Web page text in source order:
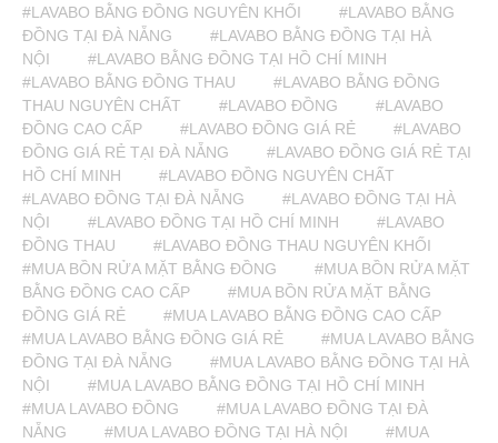
#LAVABO BẰNG ĐỒNG NGUYÊN KHỐI
#LAVABO BẰNG
ĐỒNG TẠI ĐÀ NẴNG
#LAVABO BẰNG ĐỒNG TẠI HÀ
NỘI
#LAVABO BẰNG ĐỒNG TẠI HỒ CHÍ MINH
#LAVABO BẰNG ĐỒNG THAU
#LAVABO BẰNG ĐỒNG
THAU NGUYÊN CHẤT
#LAVABO ĐỒNG
#LAVABO
ĐỒNG CAO CẤP
#LAVABO ĐỒNG GIÁ RẺ
#LAVABO
ĐỒNG GIÁ RẺ TẠI ĐÀ NẴNG
#LAVABO ĐỒNG GIÁ RẺ TẠI
HỒ CHÍ MINH
#LAVABO ĐỒNG NGUYÊN CHẤT
#LAVABO ĐỒNG TẠI ĐÀ NẴNG
#LAVABO ĐỒNG TẠI HÀ
NỘI
#LAVABO ĐỒNG TẠI HỒ CHÍ MINH
#LAVABO
ĐỒNG THAU
#LAVABO ĐỒNG THAU NGUYÊN KHỐI
#MUA BỒN RỬA MẶT BẰNG ĐỒNG
#MUA BỒN RỬA MẶT
BẰNG ĐỒNG CAO CẤP
#MUA BỒN RỬA MẶT BẰNG
ĐỒNG GIÁ RẺ
#MUA LAVABO BẰNG ĐỒNG CAO CẤP
#MUA LAVABO BẰNG ĐỒNG GIÁ RẺ
#MUA LAVABO BẰNG
ĐỒNG TẠI ĐÀ NẴNG
#MUA LAVABO BẰNG ĐỒNG TẠI HÀ
NỘI
#MUA LAVABO BẰNG ĐỒNG TẠI HỒ CHÍ MINH
#MUA LAVABO ĐỒNG
#MUA LAVABO ĐỒNG TẠI ĐÀ
NẴNG
#MUA LAVABO ĐỒNG TẠI HÀ NỘI
#MUA